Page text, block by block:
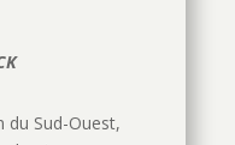
du Sud-Ouest,